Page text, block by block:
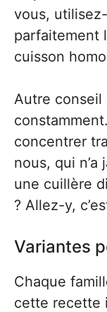
vous,
parfaitement
cuisson
Autre conseil
concentrer
nous, qui
une cuillère
? Allez-y,
Variantes
Chaque
cette recette